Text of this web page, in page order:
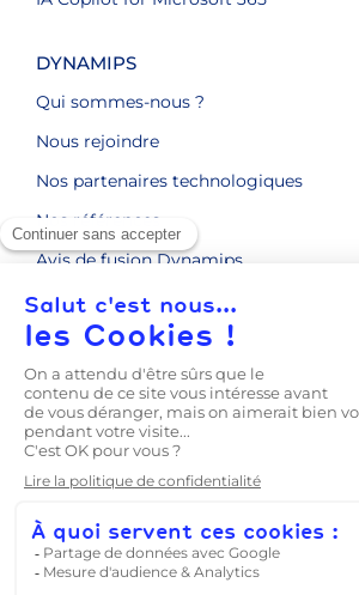
DYNAMIPS
Qui sommes-nous ?
Nous rejoindre
Nos partenaires technologiques
Nos références
Avis de fusion Dynamips
ENGAGEMENTS RSE
CONTACT
LE BLOG
Prise en main
Mentions légales Politique de
Conditions Générales de